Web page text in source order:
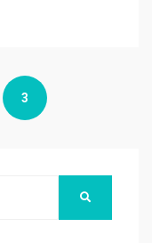
PÁGINA
3